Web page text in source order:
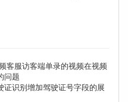
客服访客端单录的视频在视频
问题
识别增加驾驶证号字段的展